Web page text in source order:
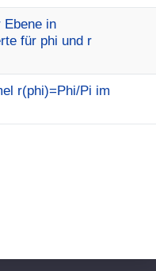
Ebene in
für phi und r
r(phi)=Phi/Pi im